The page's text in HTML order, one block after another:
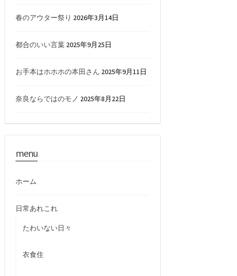
春のアウター祭り 2026年3月14日
都合のいい言葉 2025年9月25日
お手本はホホホの本田さん 2025年9月11日
奈良ならではのモノ 2025年8月22日
menu
ホーム
日常あれこれ
たわいない日々
衣食住